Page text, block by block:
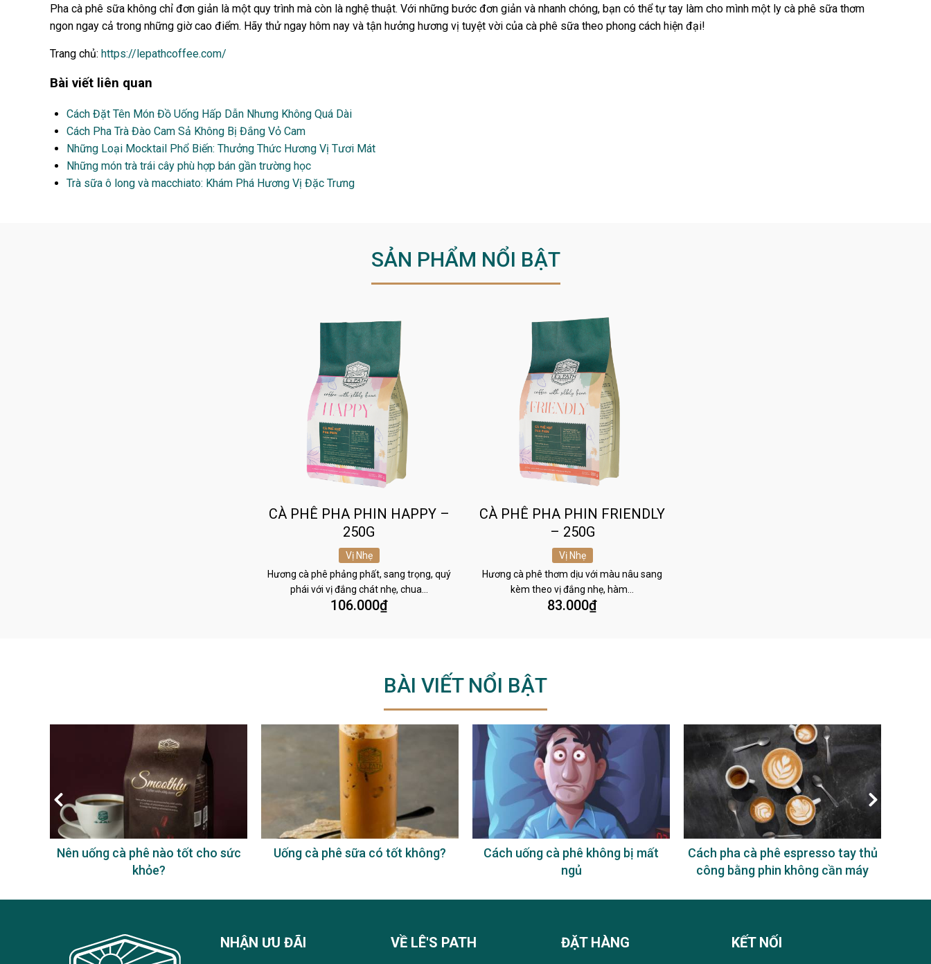
Pha cà phê sữa không chỉ đơn giản là một quy trình mà còn là nghệ thuật. Với những bước đơn giản và nhanh chóng, bạn có thể tự tay làm cho mình một ly cà phê sữa thơm
ngon ngay cả trong những giờ cao điểm. Hãy thử ngay hôm nay và tận hưởng hương vị tuyệt vời của cà phê sữa theo phong cách hiện đại!
Trang chủ: https://lepathcoffee.com/
Bài viết liên quan
Cách Đặt Tên Món Đồ Uống Hấp Dẫn Nhưng Không Quá Dài
Cách Pha Trà Đào Cam Sả Không Bị Đắng Vỏ Cam
Những Loại Mocktail Phổ Biến: Thưởng Thức Hương Vị Tươi Mát
Những món trà trái cây phù hợp bán gần trường học
Trà sữa ô long và macchiato: Khám Phá Hương Vị Đặc Trưng
SẢN PHẨM NỔI BẬT
CÀ PHÊ PHA PHIN HAPPY –
250G
Vị Nhẹ
Hương cà phê phảng phất, sang trọng, quý
phái với vị đắng chát nhẹ, chua…
106.000₫
CÀ PHÊ PHA PHIN FRIENDLY
– 250G
Vị Nhẹ
Hương cà phê thơm dịu với màu nâu sang
kèm theo vị đắng nhẹ, hàm…
83.000₫
BÀI VIẾT NỔI BẬT
Nên uống cà phê nào tốt cho sức
khỏe?
Uống cà phê sữa có tốt không?
Cách uống cà phê không bị mất
ngủ
Cách pha cà phê espresso tay thủ
công bằng phin không cần máy
NHẬN ƯU ĐÃI VỀ LÊ'S PATH ĐẶT HÀNG KẾT NỐI